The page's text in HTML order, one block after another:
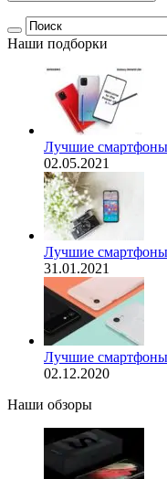
Наши подборки
Лучшие смартфоны
02.05.2021
Лучшие смартфоны
31.01.2021
Лучшие смартфоны
02.12.2020
Наши обзоры